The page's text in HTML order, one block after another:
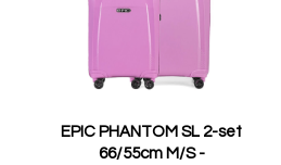
EPIC PHANTOM SL 2-set
66/55cm M/S -